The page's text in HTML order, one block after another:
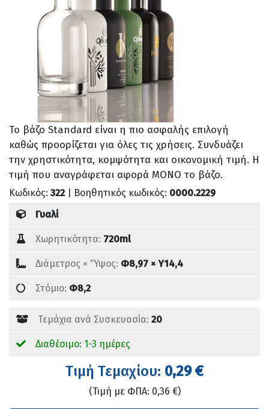
Το βάζο Standard είναι η πιο ασφαλής επιλογή
καθώς προορίζεται για όλες τις χρήσεις. Συνδυάζει
την χρηστικότητα, κομψότητα και οικονομική τιμή. Η
τιμή που αναγράφεται αφορά ΜΟΝΟ το βάζο.
Κωδικός:322 | Βοηθητικός κωδικός: 0000.2229
Γυαλί
Χωρητικότητα: 720ml
Διάμετρος × 'Ύψος: Φ8,97 × Υ14,4
Στόμιο: Φ8,2
Τεμάχια ανά Συσκευασία: 20
Διαθέσιμο: 1-3 ημέρες
Tιμή Τεμαχίου: 0,29 €
(Τιμή με ΦΠΑ: 0,36 €)